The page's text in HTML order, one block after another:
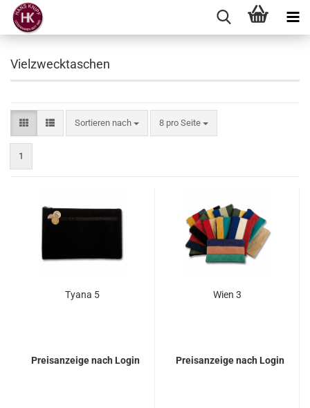
Vielzwecktaschen
Sortieren nach 8 pro Seite
1
Tyana 5
Preisanzeige nach Login
Wien 3
Preisanzeige nach Login